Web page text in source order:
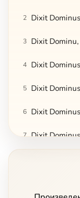
2
3 Dixit
4 Dixit
5 Dixit
6
7
Dixit